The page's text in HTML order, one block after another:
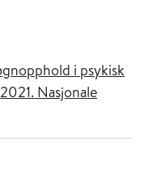
i psykisk
Nasjonale